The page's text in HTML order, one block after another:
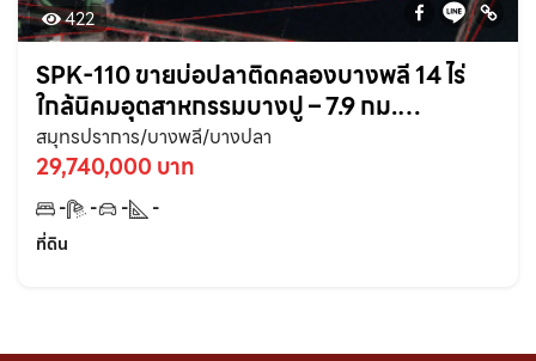
422
SPK-110 ขายบ่อปลาติดคลองบางพลี 14 ไร่
ใกล้นิคมอุตสาหกรรมบางปู – 7.9 กม.
จ.สมุทรปราการ
สมุทรปราการ/บางพลี/บางปลา
29,740,000 บาท
- - -
-
ที่ดิน